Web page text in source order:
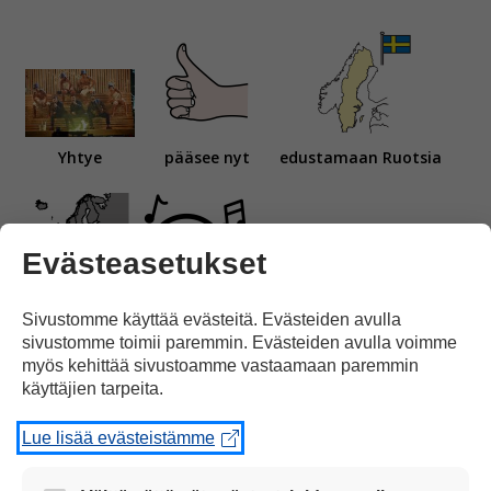
Yhtye pääsee nyt edustamaan Ruotsia
Euroviisuihin.
KAJ-yhtye laulaa ruotsinkielisen kappaleen
Evästeasetukset
Sivustomme käyttää evästeitä. Evästeiden avulla
sivustomme toimii paremmin. Evästeiden avulla voimme
myös kehittää sivustoamme vastaamaan paremmin
käyttäjien tarpeita.
Lue lisää evästeistämme